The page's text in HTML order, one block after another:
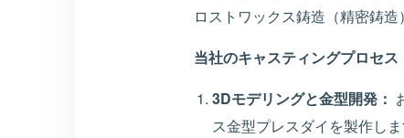
ロストワックス鋳造（精密鋳造
当社のキャスティングプロセス
3Dモデリングと金型開発：
ス金型プレスダイを製作しま